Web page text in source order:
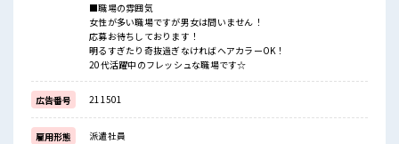
■職場の雰囲気
女性が多い職場ですが男女は問いません！
応募お待ちしております！
明るすぎたり奇抜過ぎなければヘアカラーOK！
20代活躍中のフレッシュな職場です☆
広告番号 211501
雇用形態 派遣社員